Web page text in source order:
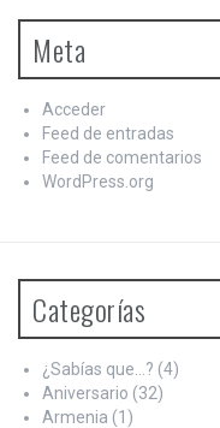
Meta
Acceder
Feed de entradas
Feed de comentarios
WordPress.org
Categorías
¿Sabías que…? (4)
Aniversario (32)
Armenia (1)